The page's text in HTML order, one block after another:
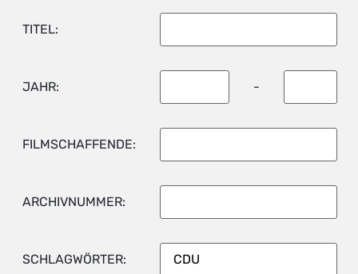
TITEL:
JAHR: -
FILMSCHAFFENDE:
ARCHIVNUMMER:
SCHLAGWÖRTER: